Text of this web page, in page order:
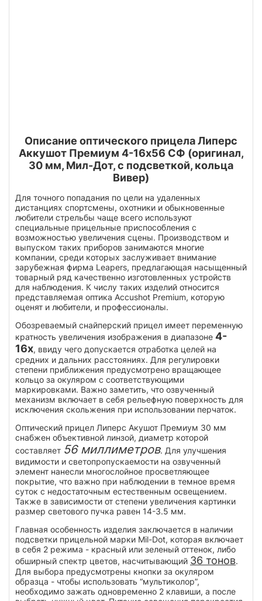
Описание оптического прицела Липерс
Аккушот Премиум 4-16х56 СФ (оригинал,
30 мм, Мил-Дот, с подсветкой, кольца
Вивер)
Для точного попадания по цели на удаленных
дистанциях спортсмены, охотники и обыкновенные
любители стрельбы чаще всего используют
специальные прицельные приспособления с
возможностью увеличения сцены. Производством и
выпуском таких приборов занимаются многие
компании, среди которых заслуживает внимание
зарубежная фирма Leapers, предлагающая насыщенный
товарный ряд качественно изготовленных устройств
для наблюдения. К числу таких изделий относится
представляемая оптика Accushot Premium, которую
оценят и любители, и профессионалы.
Обозреваемый снайперский прицел имеет переменную
кратность увеличения изображения в диапазоне 4-
16x, ввиду чего допускается отработка целей на
средних и дальних расстояниях. Для регулировки
степени приближения предусмотрено вращающее
кольцо за окуляром с соответствующими
маркировками. Важно заметить, что озвученный
механизм включает в себя рельефную поверхность для
исключения скольжения при использовании перчаток.
Оптический прицел Липерс Акушот Премиум 30 мм
снабжен объективной линзой, диаметр которой
составляет 56 миллиметров. Для улучшения
видимости и светопропускаемости на озвученный
элемент нанесли многослойное просветляющее
покрытие, что важно при наблюдении в темное время
суток с недостаточным естественным освещением.
Также в зависимости от степени увеличения картинки
размер светового пучка равен 14-3.5 мм.
Главная особенность изделия заключается в наличии
подсветки прицельной марки Mil-Dot, которая включает
в себя 2 режима - красный или зеленый оттенок, либо
обширный спектр цветов, насчитывающий 36 тонов.
Для выбора предусмотрены кнопки за окуляром
образца - чтобы использовать “мультиколор”,
необходимо зажать одновременно 2 клавиши, а после